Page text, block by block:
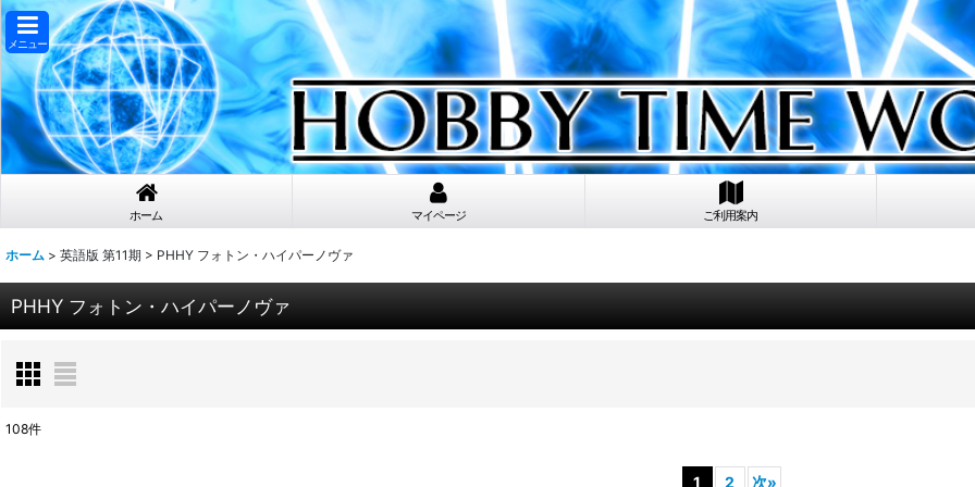
メニュー
ホーム マイページ ご利用案内
ホーム > 英語版 第11期 > PHHY フォトン・ハイパーノヴァ
PHHY フォトン・ハイパーノヴァ
108件
1 2 次»